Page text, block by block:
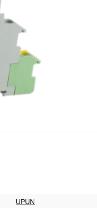
UPUN